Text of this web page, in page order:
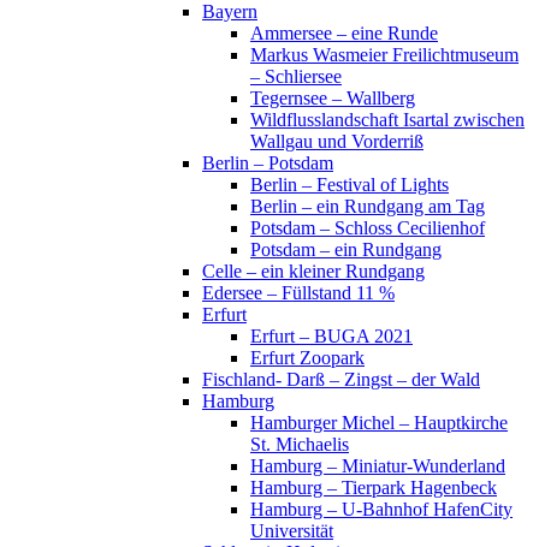
Bayern
Ammersee – eine Runde
Markus Wasmeier Freilichtmuseum
– Schliersee
Tegernsee – Wallberg
Wildflusslandschaft Isartal zwischen
Wallgau und Vorderriß
Berlin – Potsdam
Berlin – Festival of Lights
Berlin – ein Rundgang am Tag
Potsdam – Schloss Cecilienhof
Potsdam – ein Rundgang
Celle – ein kleiner Rundgang
Edersee – Füllstand 11 %
Erfurt
Erfurt – BUGA 2021
Erfurt Zoopark
Fischland- Darß – Zingst – der Wald
Hamburg
Hamburger Michel – Hauptkirche
St. Michaelis
Hamburg – Miniatur-Wunderland
Hamburg – Tierpark Hagenbeck
Hamburg – U-Bahnhof HafenCity
Universität